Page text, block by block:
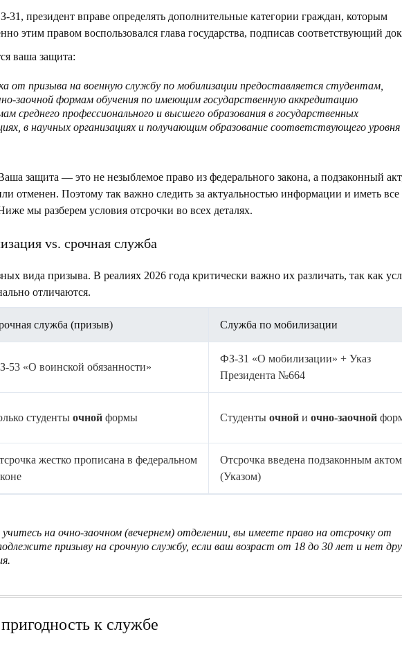
31, президент вправе определять дополнительные категории граждан, которым
этим правом воспользовался глава государства, подписав соответствующий
ваша защита:
от призыва на военную службу по мобилизации предоставляется студентам,
заочной формам обучения по имеющим государственную аккредитацию
среднего профессионального и высшего образования в государственных
в научных организациях и получающим образование соответствующего уровня
защита — это не незыблемое право из федерального закона, а подзаконный
отменен. Поэтому так важно следить за актуальностью информации и иметь все
мы разберем условия отсрочки во всех деталях.
vs. срочная служба
вида призыва. В реалиях 2026 года критически важно их различать, так как
отличаются.
служба (призыв) Служба по мобилизации
53 «О воинской обязанности»
ФЗ-31 «О мобилизации» + Указ
Президента №664
студенты очной формы Студенты очной и очно-заочной
жестко прописана в федеральном
Отсрочка введена подзаконным актом
(Указом)
учитесь на очно-заочном (вечернем) отделении, вы имеете право на отсрочку от
призыву на срочную службу, если ваш возраст от 18 до 30 лет и нет
к службе